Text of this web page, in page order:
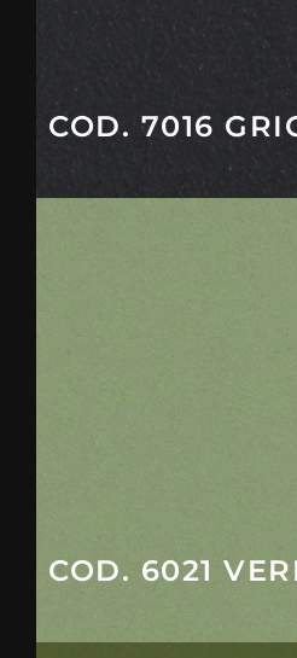
COD. 7016
COD. 6021